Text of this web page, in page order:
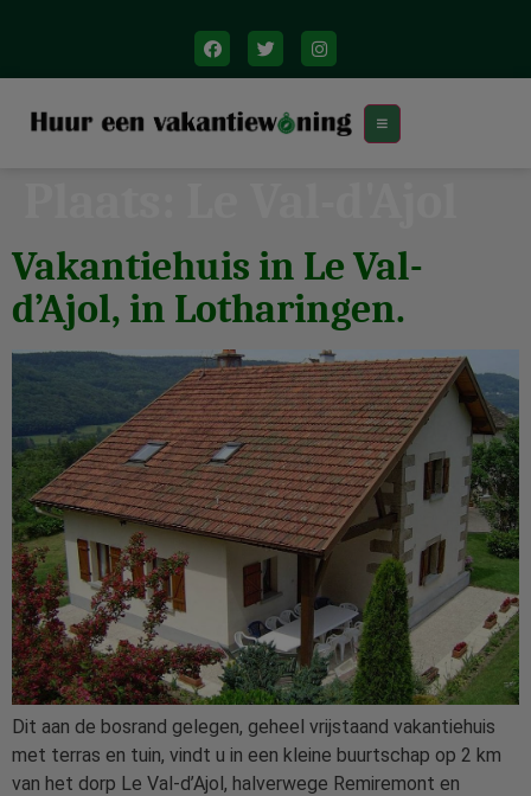
Vakantiehuis in Le Val-
d’Ajol, in Lotharingen.
Dit aan de bosrand gelegen, geheel vrijstaand vakantiehuis
met terras en tuin, vindt u in een kleine buurtschap op 2 km
van het dorp Le Val-d’Ajol, halverwege Remiremont en